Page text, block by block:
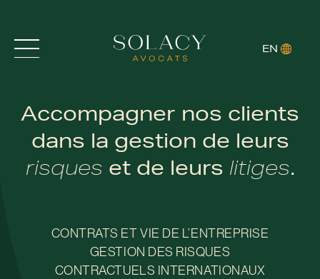
ACCUEIL
EXPERTISES
ACTUALITÉS
EN
Accompagner nos clients
dans la gestion de leurs
risques et de leurs litiges.
CONTRATS ET VIE DE L’ENTREPRISE
GESTION DES RISQUES
CONTRACTUELS INTERNATIONAUX